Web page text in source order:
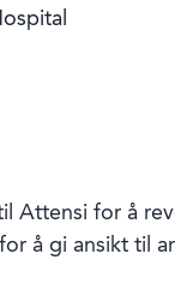
Attensi for å
å gi ansikt til